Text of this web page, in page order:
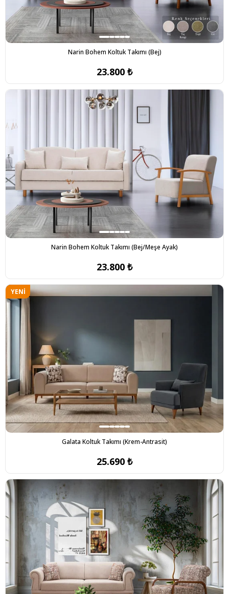
Narin Bohem Koltuk Takımı (Bej)
23.800 ₺
Narin Bohem Koltuk Takımı (Bej/Meşe Ayak)
23.800 ₺
Galata Koltuk Takımı (Krem-Antrasit)
25.690 ₺
YENI
ÜRÜN